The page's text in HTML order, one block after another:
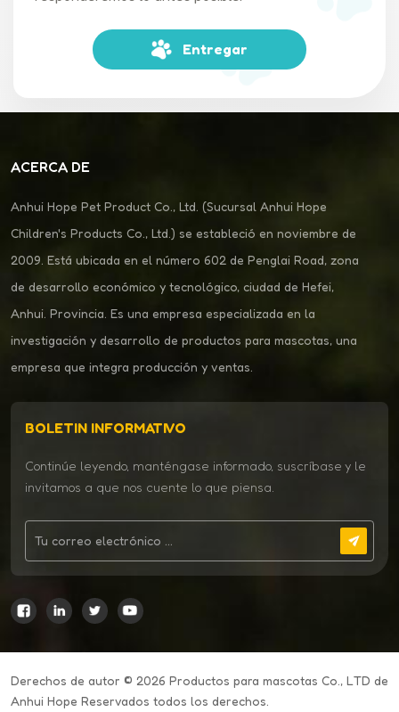
Entregar
ACERCA DE
Anhui Hope Pet Product Co., Ltd. (Sucursal Anhui Hope
Children's Products Co., Ltd.) se estableció en noviembre de
2009. Está ubicada en el número 602 de Penglai Road, zona
de desarrollo económico y tecnológico, ciudad de Hefei,
Anhui. Provincia. Es una empresa especializada en la
investigación y desarrollo de productos para mascotas, una
empresa que integra producción y ventas.
BOLETIN INFORMATIVO
Continúe leyendo, manténgase informado, suscríbase y le
invitamos a que nos cuente lo que piensa.
Derechos de autor © 2026 Productos para mascotas Co., LTD de
Anhui Hope Reservados todos los derechos.